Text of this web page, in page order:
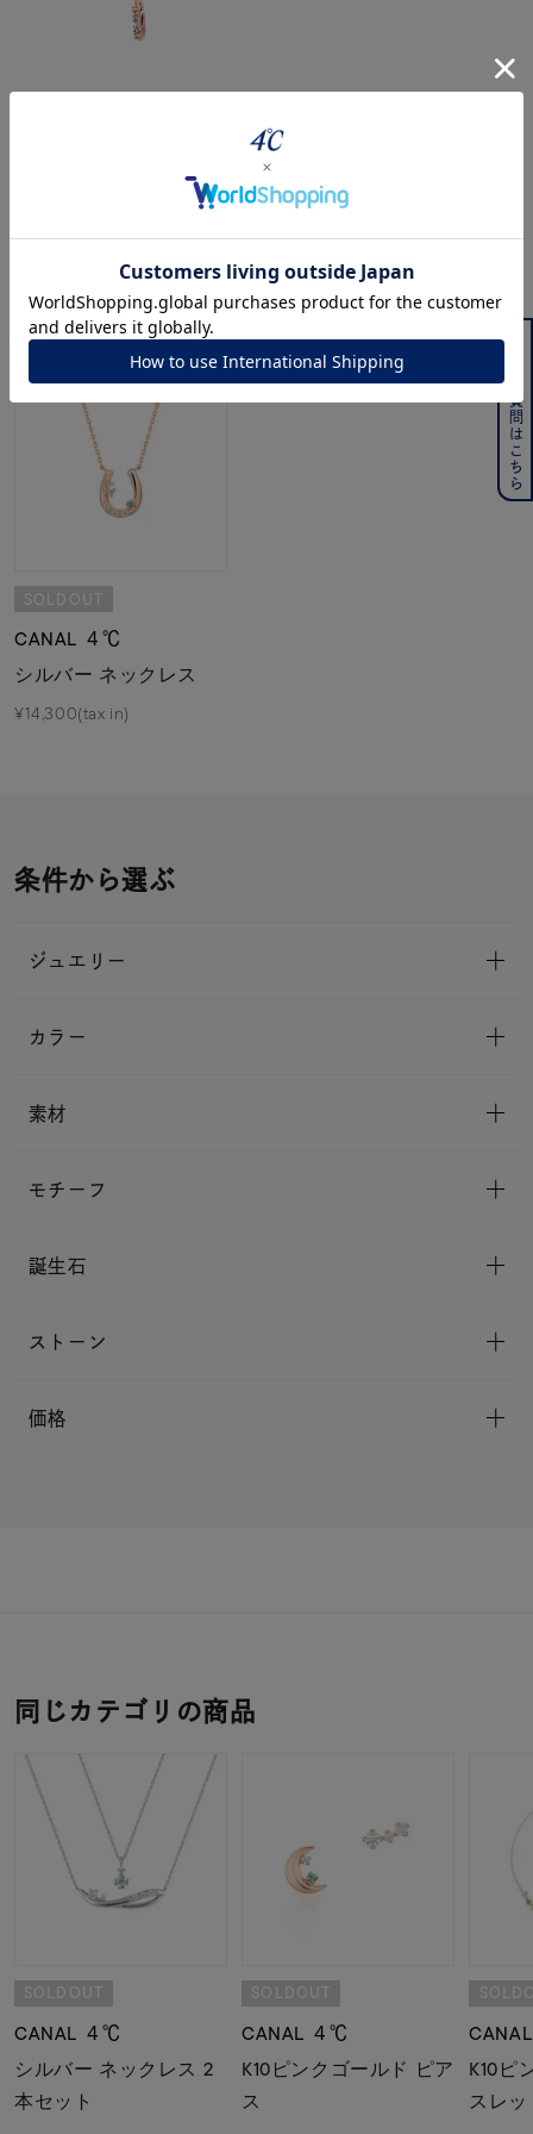
最近チェックした商品
SOLDOUT
CANAL ４℃
シルバー ネックレス
¥14,300(tax in)
条件から選ぶ
ジュエリー
カラー
素材
モチーフ
誕生石
ストーン
価格
同じカテゴリの商品
SOLDOUT
CANAL ４℃
シルバー ネックレス 2
本セット
SOLDOUT
CANAL ４℃
K10ピンクゴールド ピア
ス
K10ピ
スレ
よくある質問はこちら